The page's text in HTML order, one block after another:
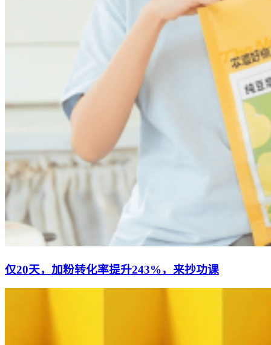
仅20天，加粉转化率提升243%，来抄功课